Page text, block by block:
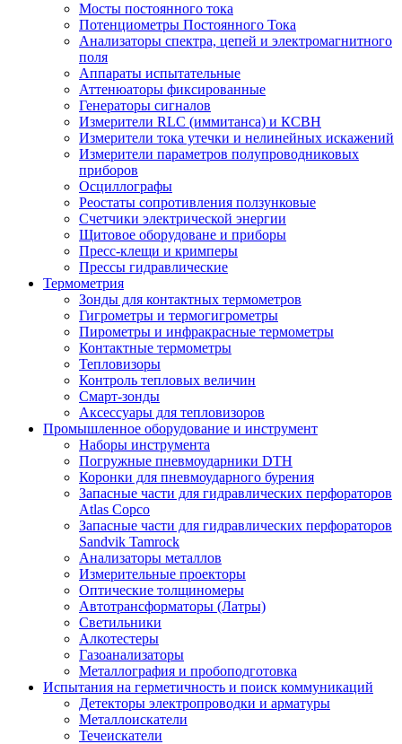
Мосты постоянного тока
Потенциометры Постоянного Тока
Анализаторы спектра, цепей и электромагнитного
поля
Аппараты испытательные
Аттенюаторы фиксированные
Генераторы сигналов
Измерители RLC (иммитанса) и КСВН
Измерители тока утечки и нелинейных искажений
Измерители параметров полупроводниковых
приборов
Осциллографы
Реостаты сопротивления ползунковые
Счетчики электрической энергии
Щитовое оборудоване и приборы
Пресс-клещи и кримперы
Прессы гидравлические
Термометрия
Зонды для контактных термометров
Гигрометры и термогигрометры
Пирометры и инфракрасные термометры
Контактные термометры
Тепловизоры
Контроль тепловых величин
Смарт-зонды
Аксессуары для тепловизоров
Промышленное оборудование и инструмент
Наборы инструмента
Погружные пневмоударники DTH
Коронки для пневмоударного бурения
Запасные части для гидравлических перфораторов
Atlas Copco
Запасные части для гидравлических перфораторов
Sandvik Tamrock
Анализаторы металлов
Измерительные проекторы
Оптические толщиномеры
Автотрансформаторы (Латры)
Светильники
Алкотестеры
Газоанализаторы
Металлография и пробоподготовка
Испытания на герметичность и поиск коммуникаций
Детекторы электропроводки и арматуры
Металлоискатели
Течеискатели